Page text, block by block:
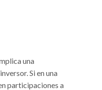
una
Si en una
participaciones a